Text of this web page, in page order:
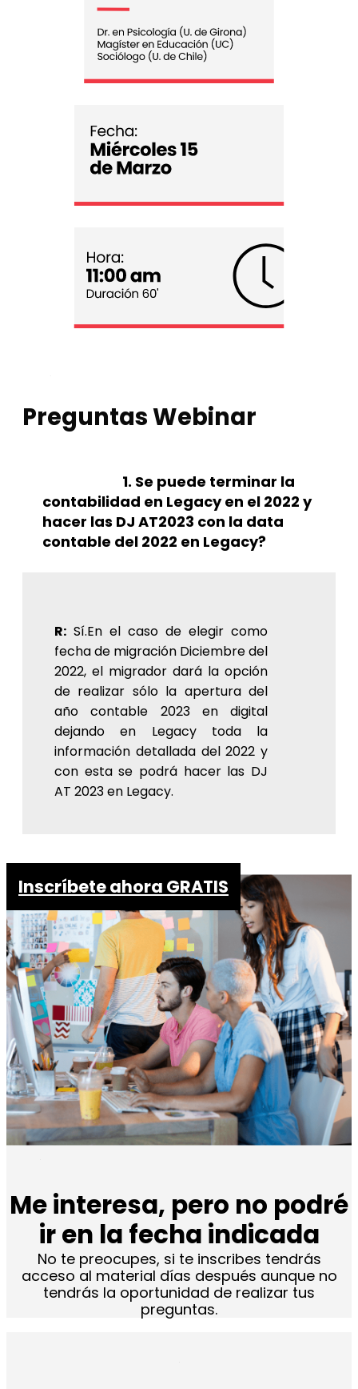
Preguntas Webinar
1. Se puede terminar la
contabilidad en Legacy en el 2022 y
hacer las DJ AT2023 con la data
contable del 2022 en Legacy?
R: Sí.En el caso de elegir como
fecha de migración Diciembre del
2022, el migrador dará la opción
de realizar sólo la apertura del
año contable 2023 en digital
dejando en Legacy toda la
información detallada del 2022 y
con esta se podrá hacer las DJ
AT 2023 en Legacy.
Inscríbete ahora GRATIS
Me interesa, pero no podré
ir en la fecha indicada
No te preocupes, si te inscribes tendrás
acceso al material días después aunque no
tendrás la oportunidad de realizar tus
preguntas.